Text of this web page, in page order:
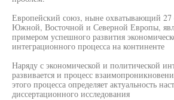
Европейский союз, ныне охватывающий 27
Южной, Восточной и Северной Европы,
примером успешного развития
интеграционного процесса на континенте
Наряду с экономической и политической
развивается и процесс
этого процесса определяет актуальность
диссертационного исследования